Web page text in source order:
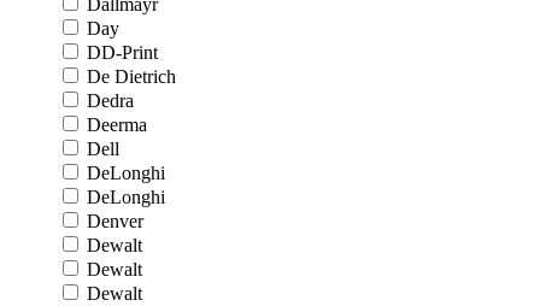
Dallmayr
Day
DD-Print
De Dietrich
Dedra
Deerma
Dell
DeLonghi
DeLonghi
Denver
Dewalt
Dewalt
Dewalt